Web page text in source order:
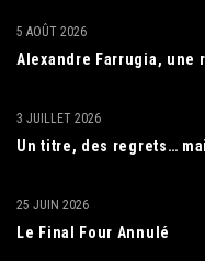
Alexandre Farrugia, une
5 AOÛT 2026
Un titre, des regrets…
3 JUILLET 2026
Le Final Four Annulé
25 JUIN 2026